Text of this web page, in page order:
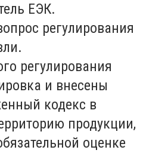
ЕЭК.
регулирования
регулирования
и внесены
кодекс в
продукции,
оценке